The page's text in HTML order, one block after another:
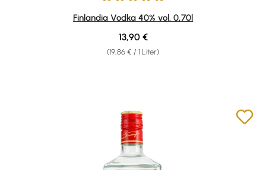
Durchschnittliche Bewertung von 5 von 5 Sternen
Finlandia Vodka 40% vol. 0,70l
(19,86 € / 1 Liter)
Regulärer Preis:
13,90 €